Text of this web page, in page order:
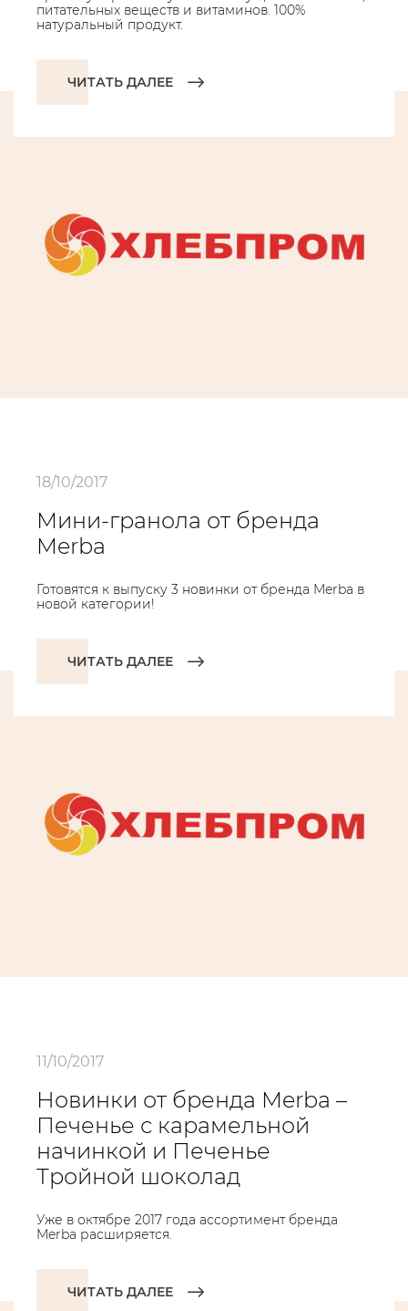
питательных веществ и витаминов. 100%
натуральный продукт.
ЧИТАТЬ ДАЛЕЕ
18/10/2017
Мини-гранола от бренда
Merba
Готовятся к выпуску 3 новинки от бренда Merba в
новой категории!
ЧИТАТЬ ДАЛЕЕ
11/10/2017
Новинки от бренда Merba –
Печенье с карамельной
начинкой и Печенье
Тройной шоколад
Уже в октябре 2017 года ассортимент бренда
Merba расширяется.
ЧИТАТЬ ДАЛЕЕ